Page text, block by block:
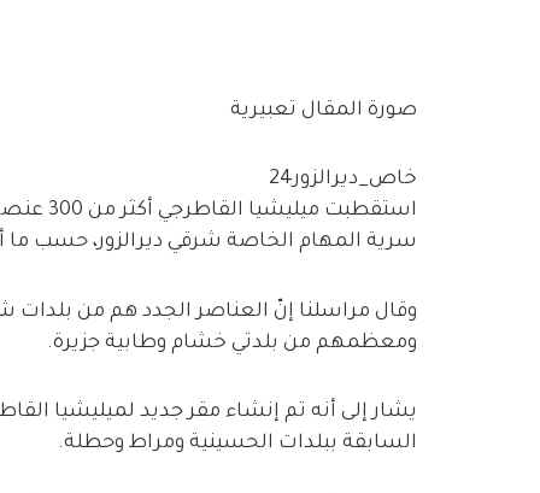
صورة المقال تعبيرية
خاص_ديرالزور24
سرية المهام الخاصة شرقي ديرالزور، حسب ما
وقال مراسلنا إنّ العناصر الجدد هم من
ومعظمهم من بلدتي خشام وطابية جزيرة.
يشار إلى أنه تم إنشاء مقر جديد لميليشيا
السابقة ببلدات الحسينية ومراط وحطلة.